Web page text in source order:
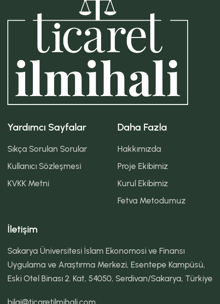
Yardımcı Sayfalar
Sıkça Sorulan Sorular
Kullanıcı Sözleşmesi
KVKK Metni
Daha Fazla
Hakkımızda
Proje Ekibimiz
Kurul Ekibimiz
Fetva Metodumuz
İletişim
Sakarya Üniversitesi İslam Ekonomosi ve Finansı
Uygulama ve Araştırma Merkezi, Esentepe Kampüsü,
Eski Otel Binası 2. Kat, 54050, Serdivan/Sakarya, Türkiye
bilgi@ticaretilmihali.com